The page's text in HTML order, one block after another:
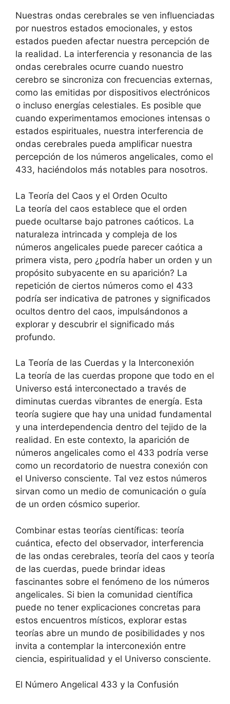
Nuestras ondas cerebrales se ven influenciadas
por nuestros estados emocionales, y estos
estados pueden afectar nuestra percepción de
la realidad. La interferencia y resonancia de las
ondas cerebrales ocurre cuando nuestro
cerebro se sincroniza con frecuencias externas,
como las emitidas por dispositivos electrónicos
o incluso energías celestiales. Es posible que
cuando experimentamos emociones intensas o
estados espirituales, nuestra interferencia de
ondas cerebrales pueda amplificar nuestra
percepción de los números angelicales, como el
433, haciéndolos más notables para nosotros.
La Teoría del Caos y el Orden Oculto
La teoría del caos establece que el orden
puede ocultarse bajo patrones caóticos. La
naturaleza intrincada y compleja de los
números angelicales puede parecer caótica a
primera vista, pero ¿podría haber un orden y un
propósito subyacente en su aparición? La
repetición de ciertos números como el 433
podría ser indicativa de patrones y significados
ocultos dentro del caos, impulsándonos a
explorar y descubrir el significado más
profundo.
La Teoría de las Cuerdas y la Interconexión
La teoría de las cuerdas propone que todo en el
Universo está interconectado a través de
diminutas cuerdas vibrantes de energía. Esta
teoría sugiere que hay una unidad fundamental
y una interdependencia dentro del tejido de la
realidad. En este contexto, la aparición de
números angelicales como el 433 podría verse
como un recordatorio de nuestra conexión con
el Universo consciente. Tal vez estos números
sirvan como un medio de comunicación o guía
de un orden cósmico superior.
Combinar estas teorías científicas: teoría
cuántica, efecto del observador, interferencia
de las ondas cerebrales, teoría del caos y teoría
de las cuerdas, puede brindar ideas
fascinantes sobre el fenómeno de los números
angelicales. Si bien la comunidad científica
puede no tener explicaciones concretas para
estos encuentros místicos, explorar estas
teorías abre un mundo de posibilidades y nos
invita a contemplar la interconexión entre
ciencia, espiritualidad y el Universo consciente.
El Número Angelical 433 y la Confusión